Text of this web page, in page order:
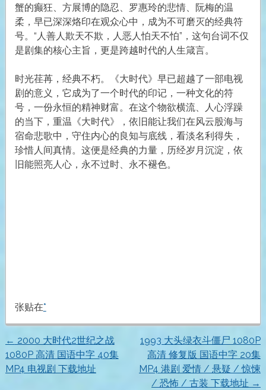
蟹的癫狂、方展博的隐忍、罗惠玲的悲情、阮梅的温
柔，早已深深烙印在观众心中，成为不可磨灭的经典符
号。“人善人欺天不欺，人恶人怕天不怕”，这句台词不仅
是剧集的核心主旨，更是跨越时代的人生箴言。
时光荏苒，经典不朽。《大时代》早已超越了一部电视
剧的意义，它成为了一个时代的印记，一种文化的符
号，一份永恒的精神财富。在这个物欲横流、人心浮躁
的当下，重温《大时代》，依旧能让我们在风云股海与
宿命悲歌中，守住内心的良知与底线，看淡名利得失，
珍惜人间真情。这便是经典的力量，历经岁月沉淀，依
旧能照亮人心，永不过时、永不褪色。
张贴在*
文
章
← 2000 大时代2世纪之战
1080P 高清 国语中字 40集
MP4 电视剧 下载地址
1993 大头绿衣斗僵尸 1080P
高清 修复版 国语中字 20集
MP4 港剧 爱情 / 悬疑 / 惊悚
/ 恐怖 / 古装 下载地址 →